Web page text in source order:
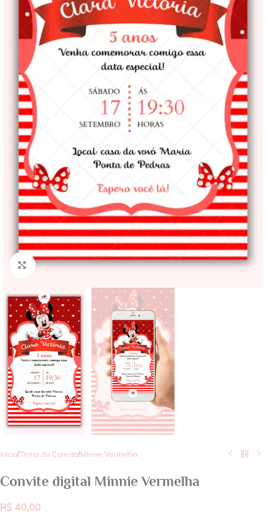
Clique para ampliar
Início/Tema do Convite/Minnie Vermelha
Convite digital Minnie Vermelha
R$ 40,00